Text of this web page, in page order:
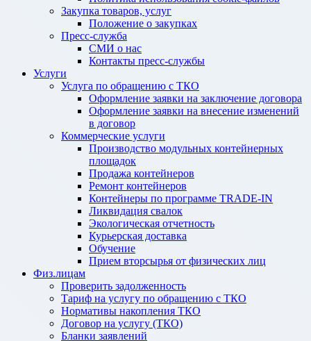
Закупка товаров, услуг
Положение о закупках
Пресс-служба
СМИ о нас
Контакты пресс-службы
Услуги
Услуга по обращению с ТКО
Оформление заявки на заключение договора
Оформление заявки на внесение изменений
в договор
Коммерческие услуги
Производство модульных контейнерных
площадок
Продажа контейнеров
Ремонт контейнеров
Контейнеры по программе TRADE-IN
Ликвидация свалок
Экологическая отчетность
Курьерская доставка
Обучение
Прием вторсырья от физических лиц
Физ.лицам
Проверить задолженность
Тариф на услугу по обращению с ТКО
Нормативы накопления ТКО
Договор на услугу (ТКО)
Бланки заявлений